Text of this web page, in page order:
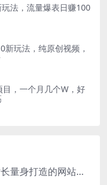
法，流量爆表日赚100
玩法，纯原创视频，
，一个月几个W，好
WordPress小宇宙插件：为站长量身打造的网站性能与SEO优化插件